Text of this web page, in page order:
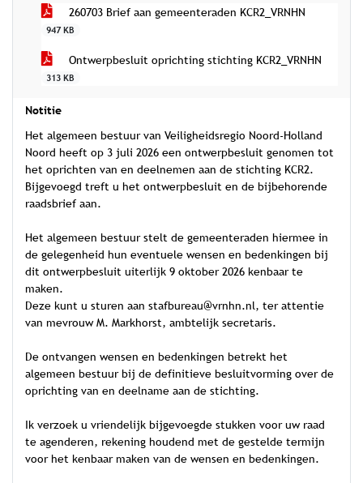
260703 Brief aan gemeenteraden KCR2_VRNHN
947 KB
Ontwerpbesluit oprichting stichting KCR2_VRNHN
313 KB
Notitie
Het algemeen bestuur van Veiligheidsregio Noord-Holland
Noord heeft op 3 juli 2026 een ontwerpbesluit genomen tot
het oprichten van en deelnemen aan de stichting KCR2.
Bijgevoegd treft u het ontwerpbesluit en de bijbehorende
raadsbrief aan.
Het algemeen bestuur stelt de gemeenteraden hiermee in
de gelegenheid hun eventuele wensen en bedenkingen bij
dit ontwerpbesluit uiterlijk 9 oktober 2026 kenbaar te
maken.
Deze kunt u sturen aan stafbureau@vrnhn.nl, ter attentie
van mevrouw M. Markhorst, ambtelijk secretaris.
De ontvangen wensen en bedenkingen betrekt het
algemeen bestuur bij de definitieve besluitvorming over de
oprichting van en deelname aan de stichting.
Ik verzoek u vriendelijk bijgevoegde stukken voor uw raad
te agenderen, rekening houdend met de gestelde termijn
voor het kenbaar maken van de wensen en bedenkingen.